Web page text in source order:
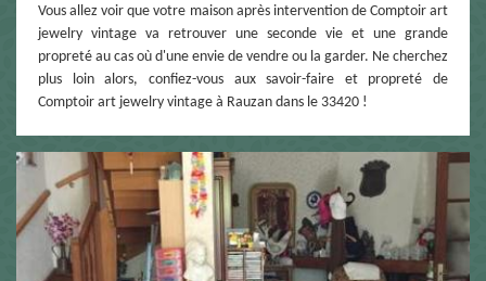
Vous allez voir que votre maison après intervention de Comptoir art
jewelry vintage va retrouver une seconde vie et une grande
propreté au cas où d'une envie de vendre ou la garder. Ne cherchez
plus loin alors, confiez-vous aux savoir-faire et propreté de
Comptoir art jewelry vintage à Rauzan dans le 33420 !